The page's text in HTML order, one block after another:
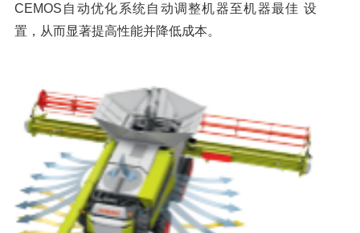
CEMOS自动优化系统自动调整机器至机器最佳 设
置，从而显著提高性能并降低成本。